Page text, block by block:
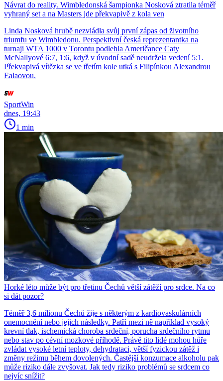
Návrat do reality. Wimbledonská šampionka Nosková ztratila téměř
vyhraný set a na Masters jde překvapivě z kola ven
Linda Nosková hrubě nezvládla svůj první zápas od životního
triumfu ve Wimbledonu. Perspektivní česká reprezentantka na
turnaji WTA 1000 v Torontu podlehla Američance Caty
McNallyové 6:7, 1:6, když v úvodní sadě neudržela vedení 5:1.
Překvapivá vítězka se ve třetím kole utká s Filipínkou Alexandrou
Ealaovou.
SportWin
dnes, 19:43
1 min
Horké léto může být pro třetinu Čechů větší zátěží pro srdce. Na co
si dát pozor?
Téměř 3,6 milionu Čechů žije s některým z kardiovaskulárních
onemocnění nebo jejich následky. Patří mezi ně například vysoký
krevní tlak, ischemická choroba srdeční, porucha srdečního rytmu
nebo stav po cévní mozkové příhodě. Právě tito lidé mohou hůře
zvládat vysoké letní teploty, dehydrataci, větší fyzickou zátěž i
změny režimu během dovolených. Častější konzumace alkoholu pak
může riziko dále zvyšovat. Jak tedy riziko problémů se srdcem co
nejvíc snížit?